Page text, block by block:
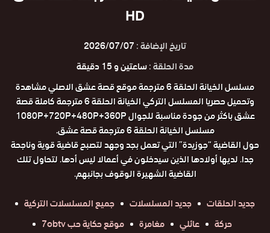
HD
تاريخ الإضافة :2026/07/07
مدة الحلقة :ساعتين و 15 دقيقة
مسلسل الخيانة الحلقة 6 مترجمة موقع قصة عشق الاصلي مشاهدة
وتحميل حصريا المسلسل التركي الخيانة الحلقة 6 مترجمة كاملة قصة
عشق باكثر من جودة مناسبة للجوال 1080P+720P+480P+360P
مسلسل الخيانة الحلقة 6 مترجمة قصة عشق.
حول القاضية “جوزيدة” التي تعمل بجد وجهد لتصبح قاضية قوية وناجحة
جدا. لديها أولادها الذين سيدخلون في أعمالا ليس أدها. لتحاول تلك
القاضية الشهيرة الوقوف بجانبهم.
جديد الحلقات
جديد المسلسلات
جميع المسلسلات التركية
حركة
عائلي مغامرة
موقع حكاية حب 7obtv